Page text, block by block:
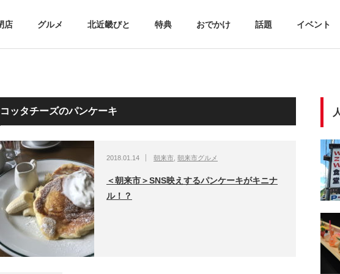
店 グルメ 北近畿びと 特典 おでかけ 話題 イベント
ッタチーズのパンケーキ
2018.01.14 朝来市 朝来市グルメ
＜朝来市＞SNS映えするパンケーキがキニナ
ル！？